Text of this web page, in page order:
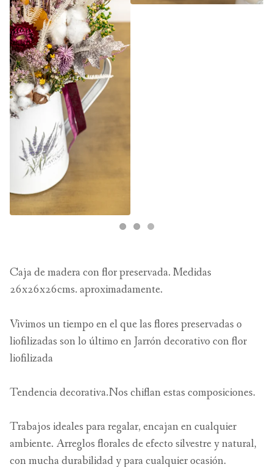
Caja de madera con flor preservada. Medidas
26x26x26cms. aproximadamente.
Vivimos un tiempo en el que las flores preservadas o
liofilizadas son lo último en Jarrón decorativo con flor
liofilizada
Tendencia decorativa.Nos chiflan estas composiciones.
Trabajos ideales para regalar, encajan en cualquier
ambiente. Arreglos florales de efecto silvestre y natural,
con mucha durabilidad y para cualquier ocasión.